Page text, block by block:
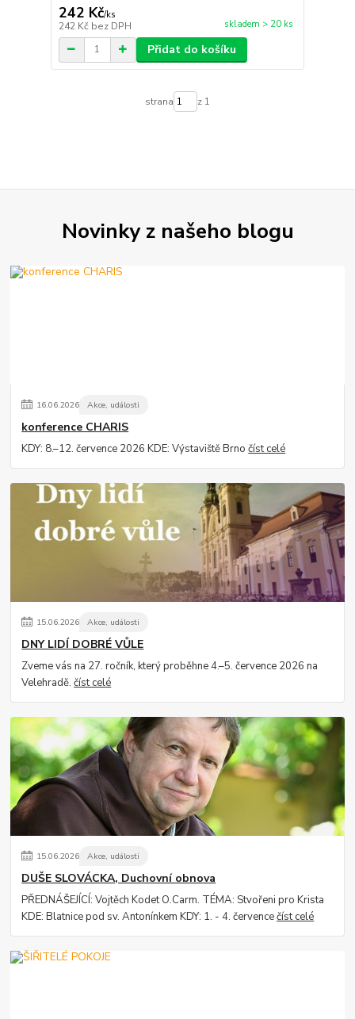
242 Kč/ks
242 Kč bez DPH skladem > 20 ks
Přidat do košíku
strana z 1
Novinky z našeho blogu
16.06.2026 Akce, události
konference CHARIS
KDY: 8.–12. července 2026 KDE: Výstaviště Brnočíst celé
15.06.2026 Akce, události
DNY LIDÍ DOBRÉ VŮLE
Zveme vás na 27. ročník, který proběhne 4.–5. července 2026 na
Velehradě.číst celé
15.06.2026 Akce, události
DUŠE SLOVÁCKA, Duchovní obnova
PŘEDNÁŠEJÍCÍ: Vojtěch Kodet O.Carm. TÉMA: Stvořeni pro Krista
KDE: Blatnice pod sv. Antonínkem KDY: 1. - 4. červencečíst celé